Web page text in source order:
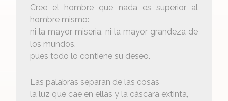
Cree el hombre que nada es superior al
hombre mismo:
ni la mayor miseria, ni la mayor grandeza de
los mundos,
pues todo lo contiene su deseo.
Las palabras separan de las cosas
la luz que cae en ellas y la cáscara extinta,